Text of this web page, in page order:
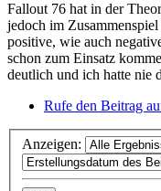
Fallout 76 hat in der
jedoch im
positive, wie auch
schon zum Einsatz
deutlich und ich hatte nie
Rufe den Beitrag
Anzeigen: